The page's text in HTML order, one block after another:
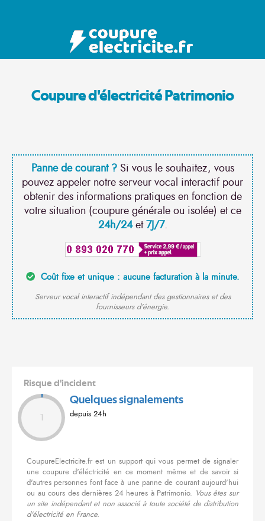
Coupure d'électricité Patrimonio
Panne de courant ?Si vous le souhaitez, vous
pouvez appeler notre serveur vocal interactif pour
obtenir des informations pratiques en fonction de
votre situation (coupure générale ou isolée) et ce
24h/24et7J/7.
Coût fixe et unique : aucune facturation à la minute.
Serveur vocal interactif indépendant des gestionnaires et des
fournisseurs d'énergie.
Risque d'incident
1
Quelques signalements
depuis 24h
CoupureElectricite.fr est un support qui vous permet de signaler
une coupure d'éléctricité en ce moment même et de savoir si
d'autres personnes font face à une panne de courant aujourd'hui
ou au cours des dernières 24 heures à Patrimonio. Vous êtes sur
un site indépendant et non associé à toute société de distribution
d'électricité en France.